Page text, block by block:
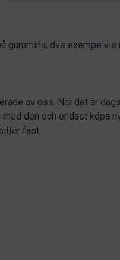
gummina, dvs exempelvis
av oss. När det är
den och endast köpa
fast.